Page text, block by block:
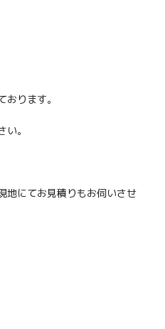
ります。
。
地にてお見積りもお伺いさせ